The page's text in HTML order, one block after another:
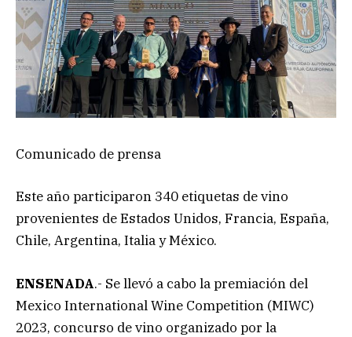
Comunicado de prensa
Este año participaron 340 etiquetas de vino
provenientes de Estados Unidos, Francia, España,
Chile, Argentina, Italia y México.
ENSENADA.- Se llevó a cabo la premiación del
Mexico International Wine Competition (MIWC)
2023, concurso de vino organizado por la